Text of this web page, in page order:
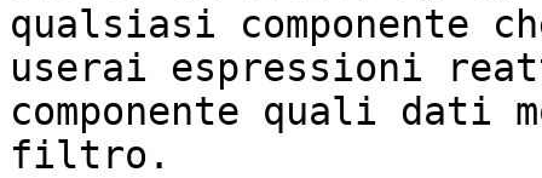
qualsiasi componente
userai espressioni
componente quali dati
filtro.